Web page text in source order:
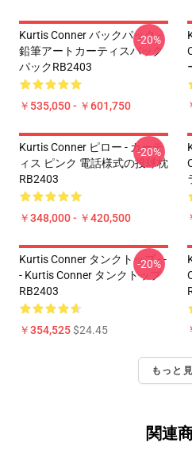
Kurtis Conner バックパック -
鉛筆アートカーティスバック
パックRB2403
￥535,050 - ￥601,750
-20%
Kurtis Conner ピロー - カーテ
ィス ピンク 電話様式の投球枕
RB2403
￥348,000 - ￥420,500
-20%
Kurtis Conner タンクトップ - -
- Kurtis Conner タンクトップ
RB2403
￥354,525$24.45
-20%
もっと
関連